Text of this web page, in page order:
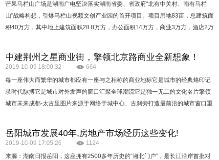
芒果马栏山广场是湖南广电坚决落实湖南省委、省政府“北有中关村、南有马栏
山”战略构想，引爆马栏山视频文创产业园的首开项目。项目用地83亩，总建筑面
积40万方，其中地上建筑面积28.8万方，办公面积14万方，商业3万方，酒店2万
中建荆州之星商业街，擎领北京路商业全新想象！
2019-10-09 18:00:32
664
每一座伟大而繁华的城市都应有一座与之相称的商业地标它是城市的经典烙印记
录时代脉搏它是城市对外发声的窗口汇聚全球潮流它是独一无二的文化名片擎领
城市未来成都-太古里图片来源于网络于城中心、古刹旁打造最前沿的城市窗口重
岳阳城市发展40年,房地产市场经历这些变化!
2019-10-09 17:05:26
1124
来源：湖南日报岳阳，这座拥有2500多年历史的“湘北门户”，是长江沿岸首批对